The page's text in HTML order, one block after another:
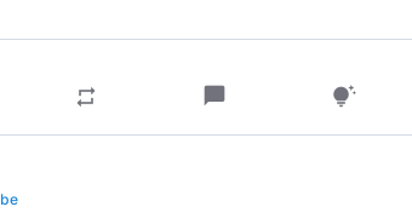
repeat chat_bubble tips_and_updates